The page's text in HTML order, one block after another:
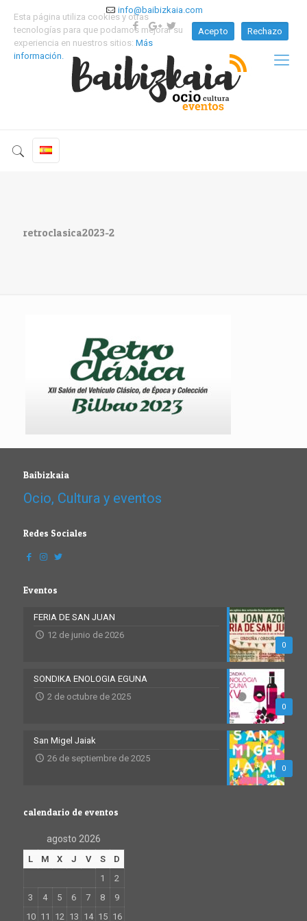
info@baibizkaia.com
retroclasica2023-2
Baibizkaia
Ocio, Cultura y eventos
Redes Sociales
Eventos
0
FERIA DE SAN JUAN
12 de junio de 2026
0
SONDIKA ENOLOGIA EGUNA
2 de octubre de 2025
0
San Migel Jaiak
26 de septiembre de 2025
calendario de eventos
agosto 2026
L M X J V S
D
1
2
3
4 5 6 7 8
9
10 11 12 13 14 15 16
Esta página utiliza cookies y otras
tecnologías para que podamos mejorar su
experiencia en nuestros sitios: Más
información.
Acepto Rechazo